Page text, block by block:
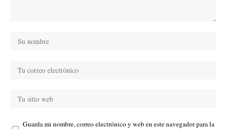
Guarda mi nombre, correo electrónico y web en este navegador para la